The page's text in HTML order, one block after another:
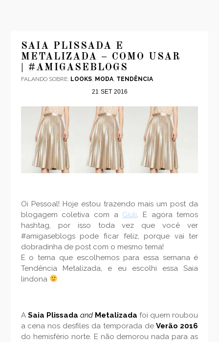
SAIA PLISSADA E
METALIZADA – COMO USAR
| #AMIGASEBLOGS
FALANDO SOBRE: LOOKS, MODA, TENDÊNCIA
21 SET 2016
Oi Pessoal! Hoje estou trazendo mais um post da
blogagem coletiva com a Giuli. E agora temos
hashtag, por isso toda vez que você ver
#amigaseblogs pode ficar feliz, porque vai ter
dobradinha de post com o mesmo tema!
E o tema que escolhemos para essa semana é
Tendência Metalizada, e eu escolhi essa Saia
lindona
A Saia Plissada and Metalizada foi quem roubou
a cena nos desfiles da temporada deVerão 2016
do hemisfério norte. E não demorou nada para as